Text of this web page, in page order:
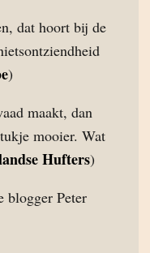
dat hoort bij de
)
maakt, dan
mooier. Wat
Hufters)
blogger Peter